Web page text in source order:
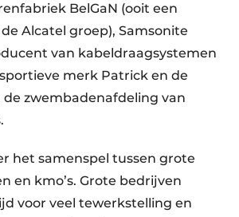
BelGaN (ooit een
Alcatel groep), Samsonite
van kabeldraagsystemen
merk Patrick en de
de zwembadenafdeling van
het samenspel tussen grote
en kmo’s. Grote bedrijven
voor veel tewerkstelling en